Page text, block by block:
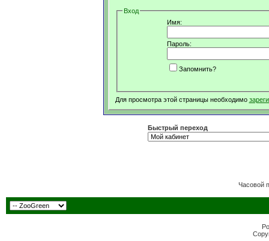
Вход
Имя:
Пароль:
Запомнить?
Для просмотра этой страницы необходимо
Быстрый переход
Часовой